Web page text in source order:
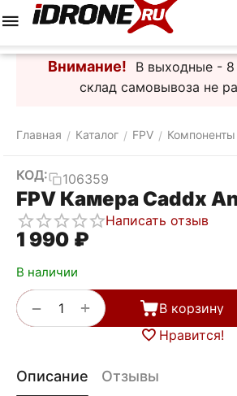
Внимание!
В выходные - 8
склад самовывоза не
Главная / Каталог / FPV /
КОД: 106359
FPV Камера Caddx
Написать отзыв
1 990 ₽
В наличии
+
−
В корзину
Нравится!
Описание Отзывы
Корзина